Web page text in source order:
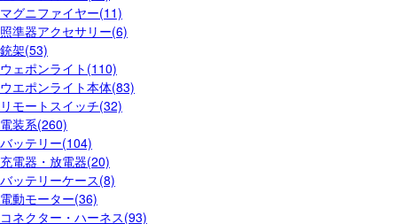
マグニファイヤー(11)
照準器アクセサリー(6)
銃架(53)
ウェポンライト(110)
ウエポンライト本体(83)
リモートスイッチ(32)
電装系(260)
バッテリー(104)
充電器・放電器(20)
バッテリーケース(8)
電動モーター(36)
コネクター・ハーネス(93)